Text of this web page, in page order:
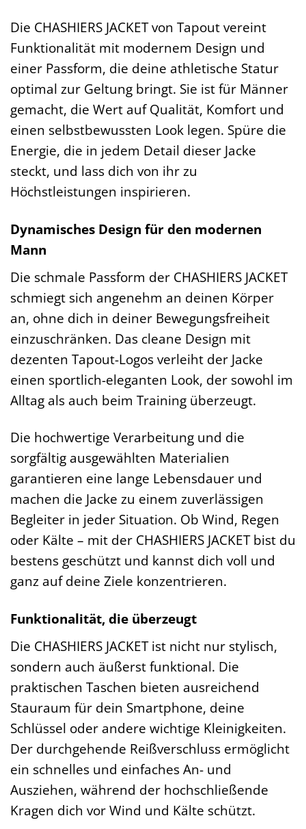
Die CHASHIERS JACKET von Tapout vereint
Funktionalität mit modernem Design und
einer Passform, die deine athletische Statur
optimal zur Geltung bringt. Sie ist für Männer
gemacht, die Wert auf Qualität, Komfort und
einen selbstbewussten Look legen. Spüre die
Energie, die in jedem Detail dieser Jacke
steckt, und lass dich von ihr zu
Höchstleistungen inspirieren.
Dynamisches Design für den modernen
Mann
Die schmale Passform der CHASHIERS JACKET
schmiegt sich angenehm an deinen Körper
an, ohne dich in deiner Bewegungsfreiheit
einzuschränken. Das cleane Design mit
dezenten Tapout-Logos verleiht der Jacke
einen sportlich-eleganten Look, der sowohl im
Alltag als auch beim Training überzeugt.
Die hochwertige Verarbeitung und die
sorgfältig ausgewählten Materialien
garantieren eine lange Lebensdauer und
machen die Jacke zu einem zuverlässigen
Begleiter in jeder Situation. Ob Wind, Regen
oder Kälte – mit der CHASHIERS JACKET bist du
bestens geschützt und kannst dich voll und
ganz auf deine Ziele konzentrieren.
Funktionalität, die überzeugt
Die CHASHIERS JACKET ist nicht nur stylisch,
sondern auch äußerst funktional. Die
praktischen Taschen bieten ausreichend
Stauraum für dein Smartphone, deine
Schlüssel oder andere wichtige Kleinigkeiten.
Der durchgehende Reißverschluss ermöglicht
ein schnelles und einfaches An- und
Ausziehen, während der hochschließende
Kragen dich vor Wind und Kälte schützt.